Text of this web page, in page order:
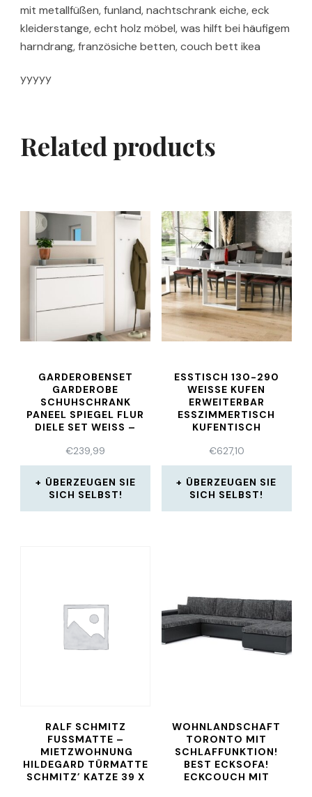
mit metallfüßen, funland, nachtschrank eiche, eck
kleiderstange, echt holz möbel, was hilft bei häufigem
harndrang, französiche betten, couch bett ikea
yyyyy
Related products
GARDEROBENSET
GARDEROBE
SCHUHSCHRANK
PANEEL SPIEGEL FLUR
DIELE SET WEISS – O
€239,99
ÜBERZEUGEN SIE
SICH SELBST!
ESSTISCH 130-290
WEISSE KUFEN E
RWEITERBAR E
SSZIMMERTISCH K
UFENTISCH K
€627,10
ÜBERZEUGEN SIE
SICH SELBST!
RALF SCHMITZ
FUSSMATTE –
MIETZWOHNUNG H
ILDEGARD TÜRMATTE S
CHMITZ’ KATZE 39 X 5
WOHNLANDSCHAFT
TORONTO MIT
SCHLAFFUNKTION!
BEST ECKSOFA!
ECKCOUCH MIT